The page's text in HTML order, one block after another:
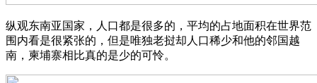
纵观东南亚国家，人口都是很多的，平均的占地面积在世界范
围内看是很紧张的，但是唯独老挝却人口稀少和他的邻国越
南，柬埔寨相比真的是少的可怜。